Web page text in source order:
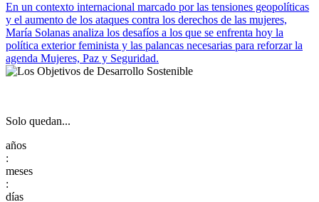
En un contexto internacional marcado por las tensiones geopolíticas
y el aumento de los ataques contra los derechos de las mujeres,
María Solanas analiza los desafíos a los que se enfrenta hoy la
política exterior feminista y las palancas necesarias para reforzar la
agenda Mujeres, Paz y Seguridad.
Solo quedan...
:
: